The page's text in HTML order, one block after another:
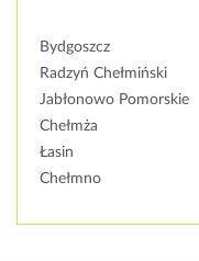
Bydgoszcz
Radzyń Chełmiński
Jabłonowo Pomorskie
Chełmża
Łasin
Chełmno